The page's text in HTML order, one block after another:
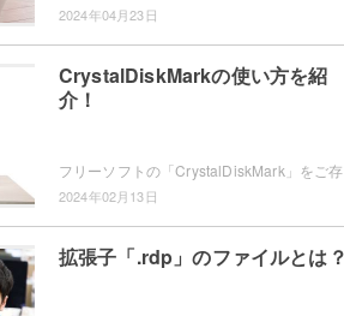
2024年04月23日
CrystalDiskMarkの使い方を紹
介！
2024年02月13日
拡張子「.rdp」のファイルとは